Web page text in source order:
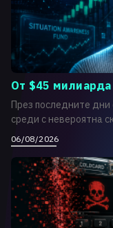
От $45
През последните
среди с невероятна
06/08/2026